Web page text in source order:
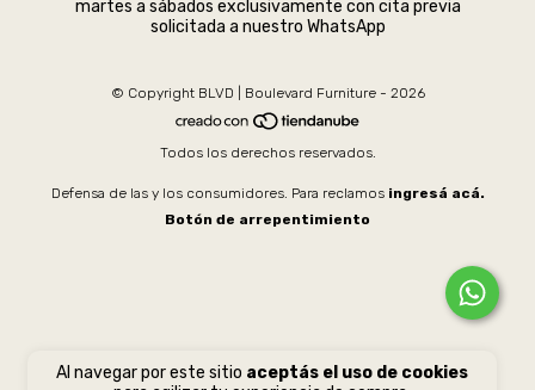
Al navegar por este sitio aceptás el uso de cookies
martes a sábados exclusivamente con cita previa
solicitada a nuestro WhatsApp
© Copyright BLVD | Boulevard Furniture - 2026
Todos los derechos reservados.
Defensa de las y los consumidores. Para reclamos ingresá acá.
Botón de arrepentimiento